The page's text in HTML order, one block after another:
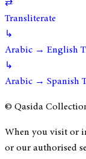
⇄
Transliterate
↳
Arabic → English
↳
Arabic → Spanish
© Qasida
When you visit or
or our authorised